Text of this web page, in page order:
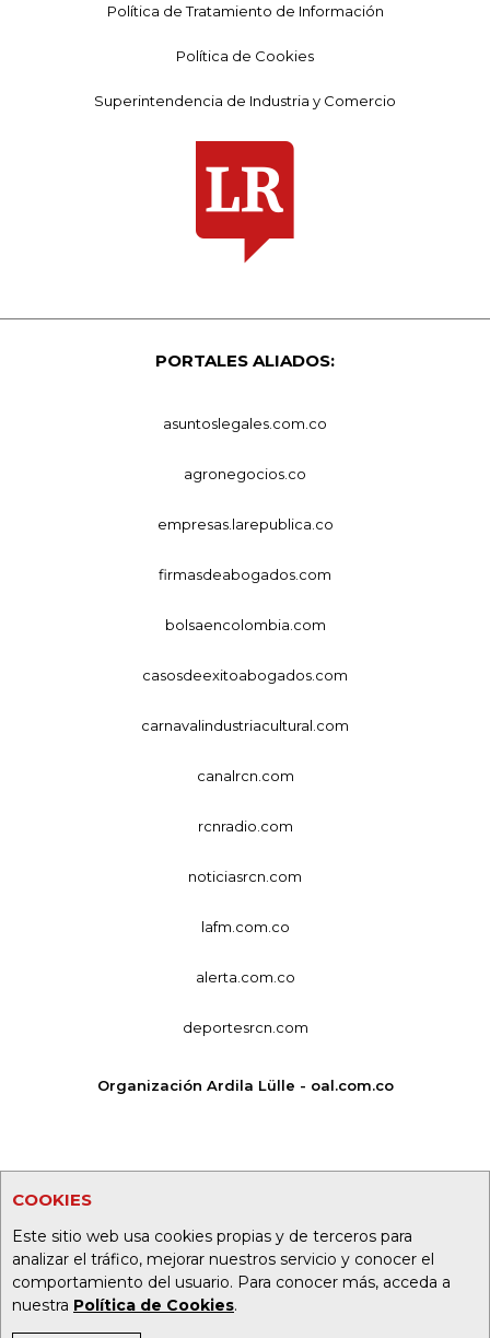
COOKIES
Este sitio web usa cookies propias y de terceros para
analizar el tráfico, mejorar nuestros servicio y conocer el
comportamiento del usuario. Para conocer más, acceda a
nuestra Política de Cookies.
Política de Tratamiento de Información
Política de Cookies
Superintendencia de Industria y Comercio
PORTALES ALIADOS:
asuntoslegales.com.co
agronegocios.co
empresas.larepublica.co
firmasdeabogados.com
bolsaencolombia.com
casosdeexitoabogados.com
carnavalindustriacultural.com
canalrcn.com
rcnradio.com
noticiasrcn.com
lafm.com.co
alerta.com.co
deportesrcn.com
Organización Ardila Lülle - oal.com.co